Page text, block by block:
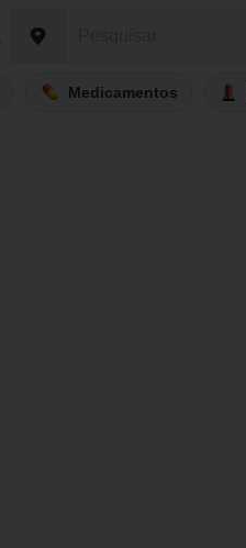
Medicamentos